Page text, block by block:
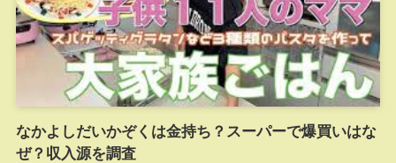
なかよしだいかぞくは金持ち？スーパーで爆買いはな
ぜ？収入源を調査